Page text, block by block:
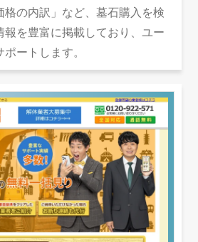
格の内訳」など、墓石購入を検
報を豊富に掲載しており、ユー
ートします。